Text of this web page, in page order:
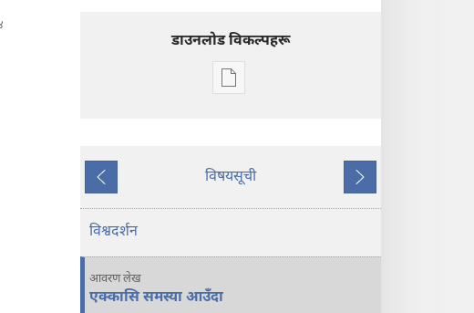
डाउनलोड विकल्पहरू
प्रकाशन
एक्कासि
सामना
अघिल्लो
विषयसूची
अर्को
विश्वदर्शन
आवरण लेख
एक्कासि समस्या आउँदा